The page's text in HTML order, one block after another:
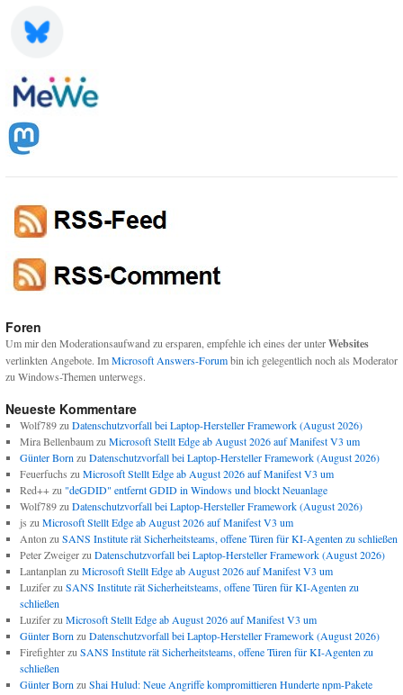
Foren
Um mir den Moderationsaufwand zu ersparen, empfehle ich eines der unterWebsites
verlinkten Angebote. ImMicrosoft Answers-Forumbin ich gelegentlich noch als Moderator
zu Windows-Themen unterwegs.
Neueste Kommentare
Wolf789zu Datenschutzvorfall bei Laptop-Hersteller Framework (August 2026)
Mira Bellenbaumzu Microsoft Stellt Edge ab August 2026 auf Manifest V3 um
Günter Born zu Datenschutzvorfall bei Laptop-Hersteller Framework (August 2026)
Feuerfuchs zu Microsoft Stellt Edge ab August 2026 auf Manifest V3 um
Red++zu "deGDID" entfernt GDID in Windows und blockt Neuanlage
Wolf789zu Datenschutzvorfall bei Laptop-Hersteller Framework (August 2026)
js zu Microsoft Stellt Edge ab August 2026 auf Manifest V3 um
Anton zu SANS Institute rät Sicherheitsteams, offene Türen für KI-Agenten zu schließen
Peter Zweigerzu Datenschutzvorfall bei Laptop-Hersteller Framework (August 2026)
Lantanplan zu Microsoft Stellt Edge ab August 2026 auf Manifest V3 um
Luziferzu SANS Institute rät Sicherheitsteams, offene Türen für KI-Agenten zu
schließen
Luziferzu Microsoft Stellt Edge ab August 2026 auf Manifest V3 um
Günter Born zu Datenschutzvorfall bei Laptop-Hersteller Framework (August 2026)
Firefighterzu SANS Institute rät Sicherheitsteams, offene Türen für KI-Agenten zu
schließen
Günter Born zu Shai Hulud: Neue Angriffe kompromittieren Hunderte npm-Pakete